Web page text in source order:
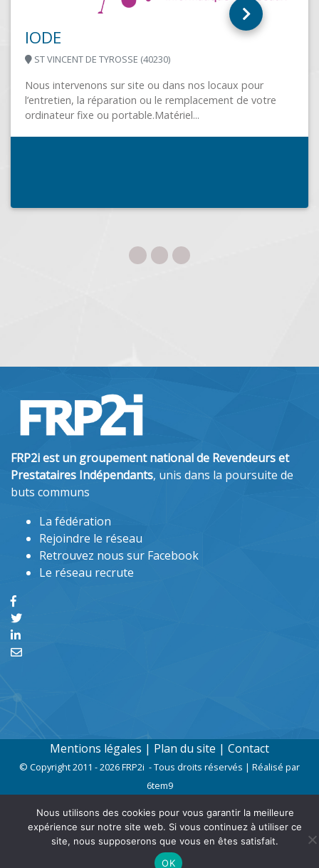
MANGO TECHNOLOGIES
FRP2i est un groupement national de Revendeurs et
Prestataires Indépendants, unis dans la poursuite de
buts communs
La fédération
Rejoindre le réseau
Retrouvez nous sur Facebook
Le réseau recrute
Mentions légales | Plan du site | Contact
© Copyright 2011 - 2026 FRP2i - Tous droits réservés | Réalisé par
6tem9
Nous utilisons des cookies pour vous garantir la meilleure
expérience sur notre site web. Si vous continuez à utiliser ce
site, nous supposerons que vous en êtes satisfait.
OK